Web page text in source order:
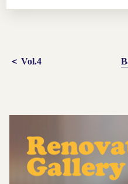
＜ Vol.4